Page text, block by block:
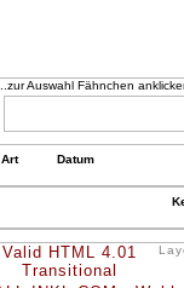
...zur Auswahl Fähnchen
Art Datum